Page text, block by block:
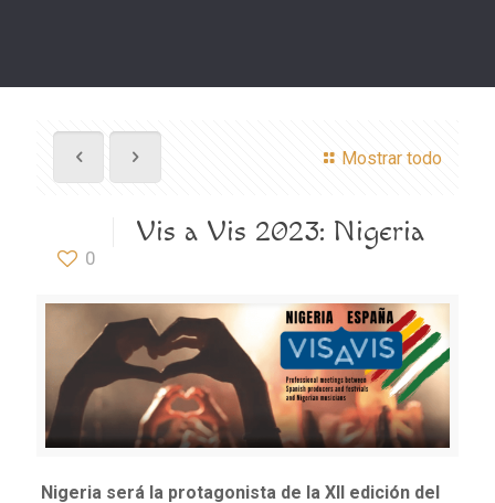
Mostrar todo
0
Vis a Vis 2023: Nigeria
Nigeria será la protagonista de la XII edición del